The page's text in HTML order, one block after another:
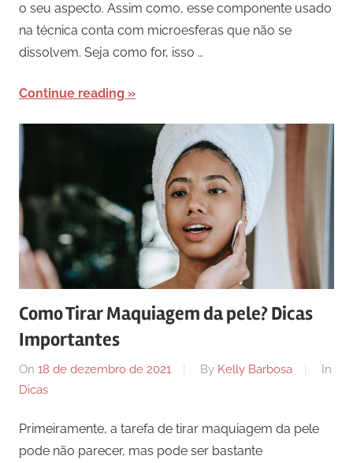
o seu aspecto. Assim como, esse componente usado
na técnica conta com microesferas que não se
dissolvem. Seja como for, isso …
Continue reading
Como Tirar Maquiagem da pele? Dicas
Importantes
On 18 de dezembro de 2021 By Kelly Barbosa
In
Dicas
Primeiramente, a tarefa de tirar maquiagem da pele
pode não parecer, mas pode ser bastante